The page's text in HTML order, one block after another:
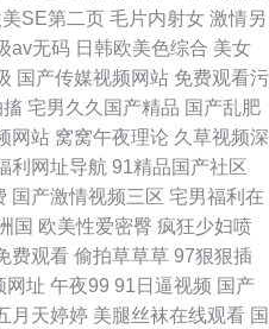
美SE第二页 毛片内射女 激情另
av无码 日韩欧美色综合 美女
国产传媒视频网站 免费观看污
搐 宅男久久国产精品 国产乱肥
网站 窝窝午夜理论 久草视频深
利网址导航 91精品国产社区
国产激情视频三区 宅男福利在
国 欧美性爱密臀 疯狂少妇喷
费观看 偷拍草草草 97狠狠插
网址 午夜99 91日逼视频 国产
月天婷婷 美腿丝袜在线观看 国